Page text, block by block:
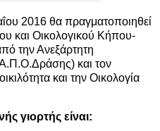
2016 θα πραγματοποιηθεί
και Οικολογικού Κήπου-
την Ανεξάρτητη
και τον
και την Οικολογία
γιορτής είναι: